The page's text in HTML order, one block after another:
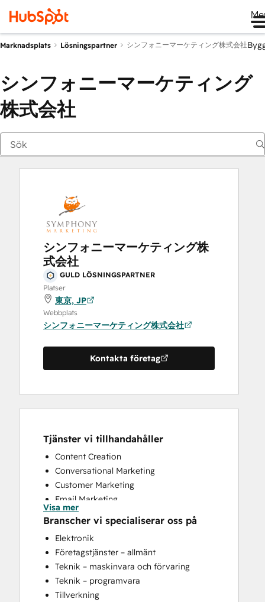
Marknadsplats Lösningspartner シンフォニーマーケティング株式会社
シンフォニーマーケティング
株式会社
シンフォニーマーケティング株
式会社
GULD LÖSNINGSPARTNER
Platser
東京, JP
Webbplats
シンフォニーマーケティング株式会社
Kontakta företag
Tjänster vi tillhandahåller
Content Creation
Conversational Marketing
Customer Marketing
Email Marketing
Sales and Marketing Alignment
Video Production
Website Design
Website Development
Website Migration
Visa mer
Branscher vi specialiserar oss på
Elektronik
Företagstjänster – allmänt
Teknik – maskinvara och förvaring
Teknik – programvara
Tillverkning